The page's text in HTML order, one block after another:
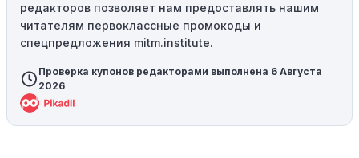
редакторов позволяет нам предоставлять нашим
читателям первоклассные промокоды и
спецпредложения mitm.institute.
Проверка купонов редакторами выполнена 6 Августа
2026